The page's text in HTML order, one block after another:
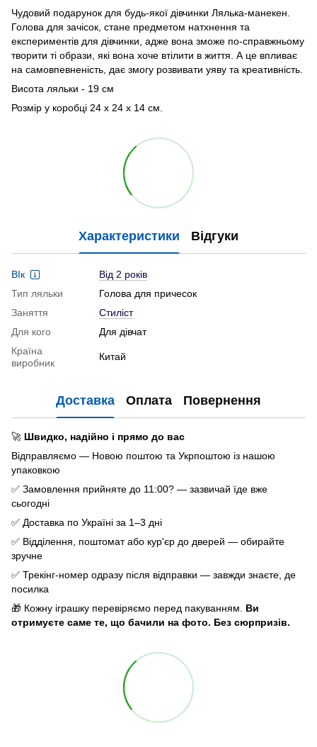
Чудовий подарунок для будь-якої дівчинки Лялька-манекен.
Голова для зачісок, стане предметом натхнення та
експериментів для дівчинки, адже вона зможе по-справжньому
творити ті образи, які вона хоче втілити в життя. А це впливає
на самовпевненість, дає змогу розвивати уяву та креативність.
Висота ляльки - 19 см
Розмір у коробці 24 х 24 х 14 см.
Характеристики Відгуки
ВІк
Від 2 років
Тип ляльки
Голова для причесок
Заняття
Стиліст
Для кого
Для дівчат
Країна
виробник
Китай
Доставка Оплата Повернення
🚀 Швидко, надійно і прямо до вас
Відправляємо — Новою поштою та Укрпоштою із нашою
упаковкою
✅ Замовлення прийняте до 11:00? — зазвичай їде вже
сьогодні
✅ Доставка по Україні за 1–3 дні
✅ Відділення, поштомат або кур'єр до дверей — обирайте
зручне
✅ Трекінг-номер одразу після відправки — завжди знаєте, де
посилка
🎁 Кожну іграшку перевіряємо перед пакуванням. Ви
отримуєте саме те, що бачили на фото. Без сюрпризів.